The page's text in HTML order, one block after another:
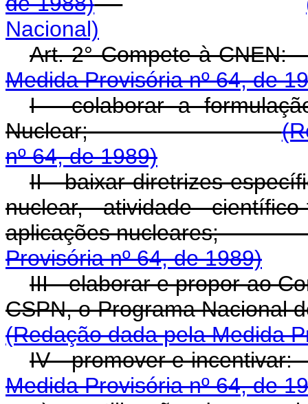
Nacional)
Art. 2°
Medida Provisória nº 64, de
I - colaborar a
Nuclear;
nº 64, de 1989)
II - baixar diretrizes
nuclear, atividade
aplicações
Provisória nº 64, de 1989)
III - elaborar e propor ao
CSPN, o Programa
(Redação dada pela Medida
IV - promover e
Medida Provisória nº 64, de